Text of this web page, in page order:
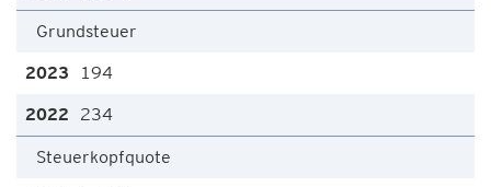
Grundsteuer
194
234
Steuerkopfquote